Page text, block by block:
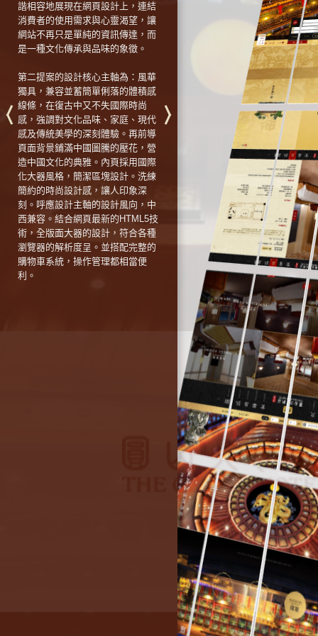
WEB DESIGN
諧相容地展現在網頁設計上，連結
消費者的使用需求與心靈渴望，讓
網站不再只是單純的資訊傳達，而
是一種文化傳承與品味的象徵。
第二提案的設計核心主軸為：風華
獨具，兼容並蓄簡單俐落的體積感
線條，在復古中又不失國際時尚
感，強調對文化品味、家庭、現代
感及傳統美學的深刻體驗。再前導
頁面背景鋪滿中國圖騰的壓花，營
造中國文化的典雅。內頁採用國際
化大器風格，簡潔區塊設計。洗練
簡約的時尚設計感，讓人印象深
刻。呼應設計主軸的設計風向，中
西兼容。結合網頁最新的HTML5技
術，全版面大器的設計，符合各種
瀏覽器的解析度呈。並搭配完整的
購物車系統，操作管理都相當便
利。